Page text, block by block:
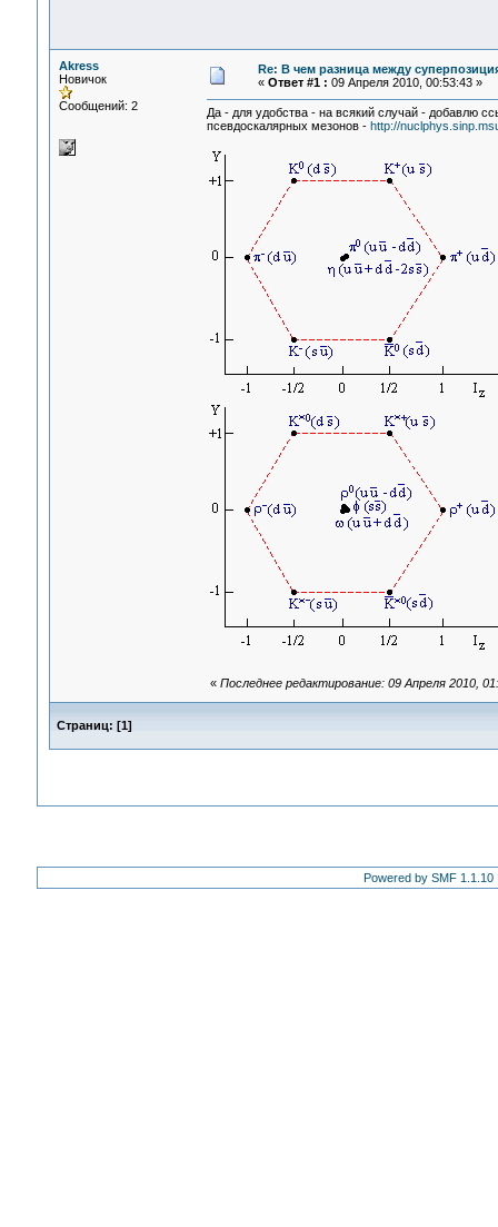
Akress
Новичок
Сообщений: 2
Re: В чем разница между
« Ответ #1 : 09 Апреля 2010, 00:53:43 »
Да - для удобства - на всякий случай - добавлю
псевдоскалярных мезонов - http://
« Последнее редактирование: 09 Апреля 2010,
Страниц: [1]
Powered by SMF 1.1.10